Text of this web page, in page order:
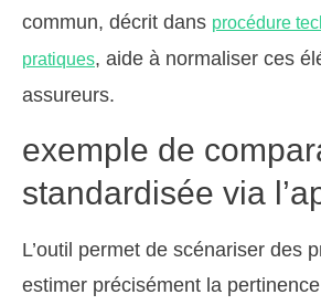
commun, décrit dans procédure
pratiques, aide à normaliser ces
assureurs.
exemple de
standardisée via
L’outil permet de scénariser des
estimer précisément la